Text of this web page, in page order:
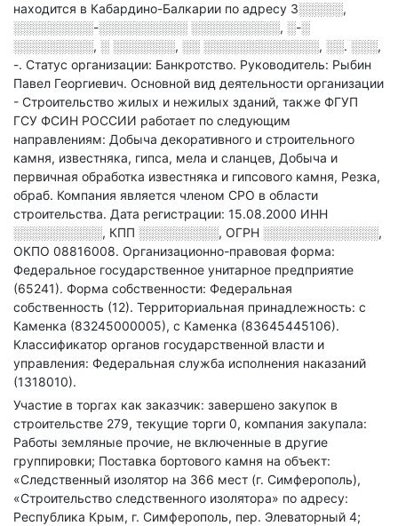
находится в Кабардино-Балкарии по адресу 3░░░░░,
░░░░░░░░░-░░░░░░░░░░ ░░░░░░░░░░, ░-░
░░░░░░░░░, ░ ░░░░░░░, ░░ ░░░░░░░░░░░░░, ░░. ░░░,
-. Статус организации: Банкротство. Руководитель: Рыбин
Павел Георгиевич. Основной вид деятельности организации
- Строительство жилых и нежилых зданий, также ФГУП
ГСУ ФСИН РОССИИ работает по следующим
направлениям: Добыча декоративного и строительного
камня, известняка, гипса, мела и сланцев, Добыча и
первичная обработка известняка и гипсового камня, Резка,
обраб. Компания является членом СРО в области
строительства. Дата регистрации: 15.08.2000 ИНН
░░░░░░░░░░, КПП ░░░░░░░░░, ОГРН ░░░░░░░░░░░░░,
ОКПО 08816008. Организационно-правовая форма:
Федеральное государственное унитарное предприятие
(65241). Форма собственности: Федеральная
собственность (12). Территориальная принадлежность: с
Каменка (83245000005), с Каменка (83645445106).
Классификатор органов государственной власти и
управления: Федеральная служба исполнения наказаний
(1318010).
Участие в торгах как заказчик: завершено закупок в
строительстве 279, текущие торги 0, компания закупала:
Работы земляные прочие, не включенные в другие
группировки; Поставка бортового камня на объект:
«Следственный изолятор на 366 мест (г. Симферополь),
«Строительство следственного изолятора» по адресу:
Республика Крым, г. Симферополь, пер. Элеваторный 4;